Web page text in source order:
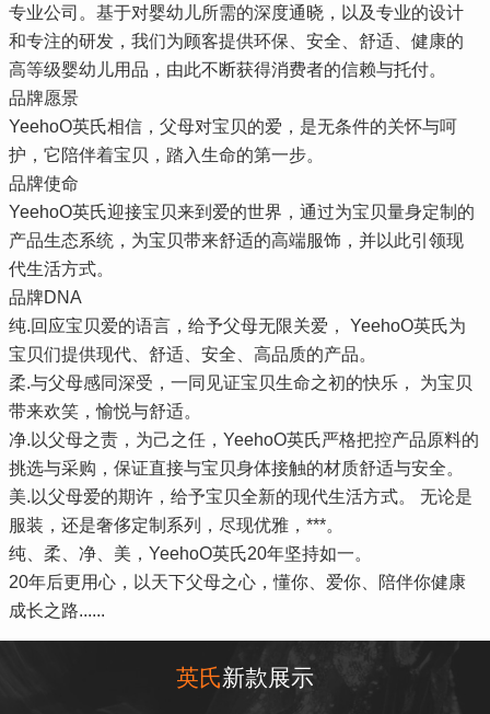
专业公司。基于对婴幼儿所需的深度通晓，以及专业的设计
和专注的研发，我们为顾客提供环保、安全、舒适、健康的
高等级婴幼儿用品，由此不断获得消费者的信赖与托付。
品牌愿景
YeehoO英氏相信，父母对宝贝的爱，是无条件的关怀与呵
护，它陪伴着宝贝，踏入生命的第一步。
品牌使命
YeehoO英氏迎接宝贝来到爱的世界，通过为宝贝量身定制的
产品生态系统，为宝贝带来舒适的高端服饰，并以此引领现
代生活方式。
品牌DNA
纯.回应宝贝爱的语言，给予父母无限关爱， YeehoO英氏为
宝贝们提供现代、舒适、安全、高品质的产品。
柔.与父母感同深受，一同见证宝贝生命之初的快乐， 为宝贝
带来欢笑，愉悦与舒适。
净.以父母之责，为己之任，YeehoO英氏严格把控产品原料的
挑选与采购，保证直接与宝贝身体接触的材质舒适与安全。
美.以父母爱的期许，给予宝贝全新的现代生活方式。 无论是
服装，还是奢侈定制系列，尽现优雅，***。
纯、柔、净、美，YeehoO英氏20年坚持如一。
20年后更用心，以天下父母之心，懂你、爱你、陪伴你健康
成长之路......
英氏新款展示